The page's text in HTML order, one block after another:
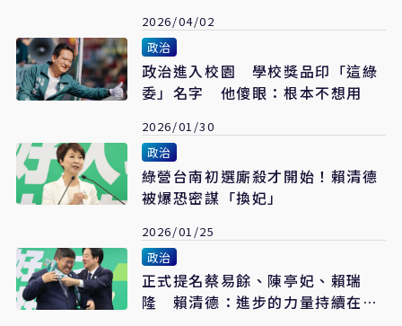
2026/04/02
政治
政治進入校園 學校獎品印「這綠
委」名字 他傻眼：根本不想用
2026/01/30
政治
綠營台南初選廝殺才開始！賴清德
被爆恐密謀「換妃」
2026/01/25
政治
正式提名蔡易餘、陳亭妃、賴瑞
隆 賴清德：進步的力量持續在南